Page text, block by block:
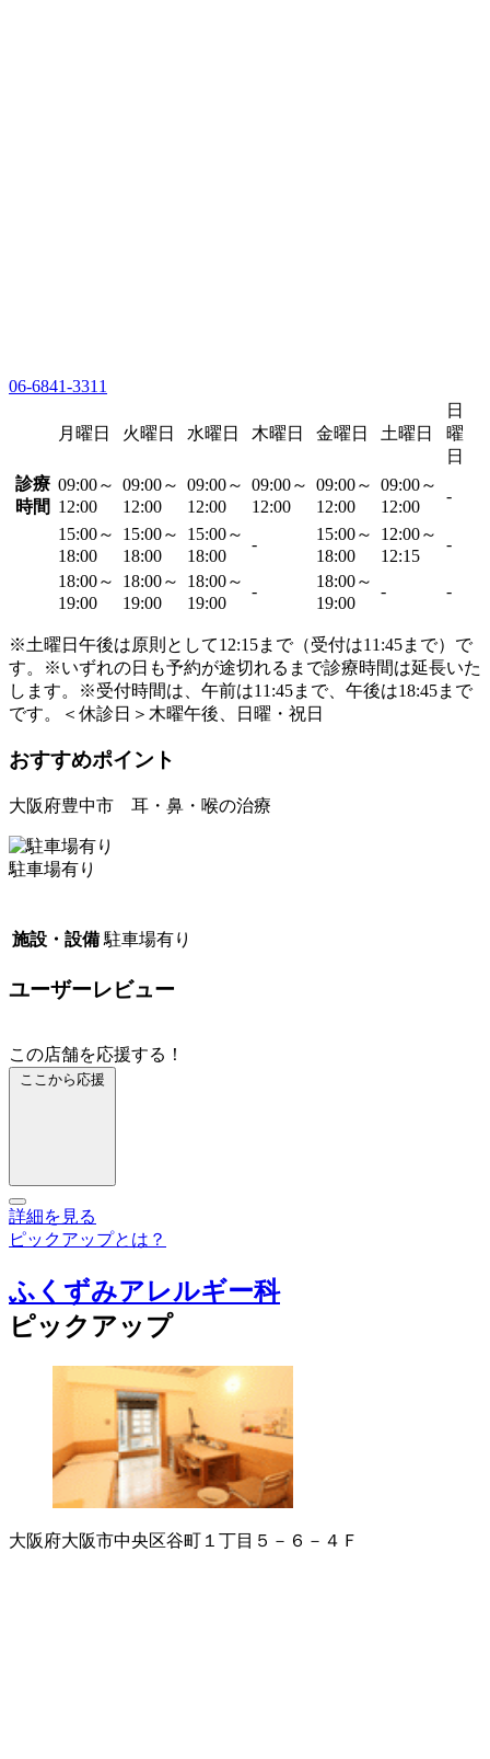
06-6841-3311
月曜日 火曜日 水曜日 木曜日 金曜日 土曜日
日
曜
日
診療
時間
09:00～
12:00
09:00～
12:00
09:00～
12:00
09:00～
12:00
09:00～
12:00
09:00～
12:00
-
15:00～
18:00
15:00～
18:00
15:00～
18:00
-
15:00～
18:00
12:00～
12:15
-
18:00～
19:00
18:00～
19:00
18:00～
19:00
-
18:00～
19:00
- -
※土曜日午後は原則として12:15まで（受付は11:45まで）で
す。※いずれの日も予約が途切れるまで診療時間は延長いた
します。※受付時間は、午前は11:45まで、午後は18:45まで
です。＜休診日＞木曜午後、日曜・祝日
おすすめポイント
大阪府豊中市 耳・鼻・喉の治療
駐車場有り
施設・設備 駐車場有り
ユーザーレビュー
この店舗を応援する！
ここから応援
詳細を見る
ピックアップとは？
ふくずみアレルギー科
ピックアップ
大阪府大阪市中央区谷町１丁目５－６－４Ｆ